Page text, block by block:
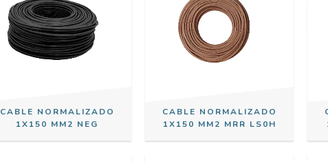
CABLE NORMALIZADO
1X150 MM2 NEG
CABLE NORMALIZADO
1X150 MM2 MRR LS0H